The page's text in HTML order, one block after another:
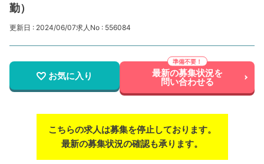
勤）
更新日 : 2024/06/07求人No : 556084
お気に入り 最新の募集状況を
問い合わせる
こちらの求人は募集を停止しております。
最新の募集状況の確認も承ります。